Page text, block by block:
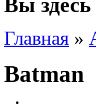
Главная »
Batman